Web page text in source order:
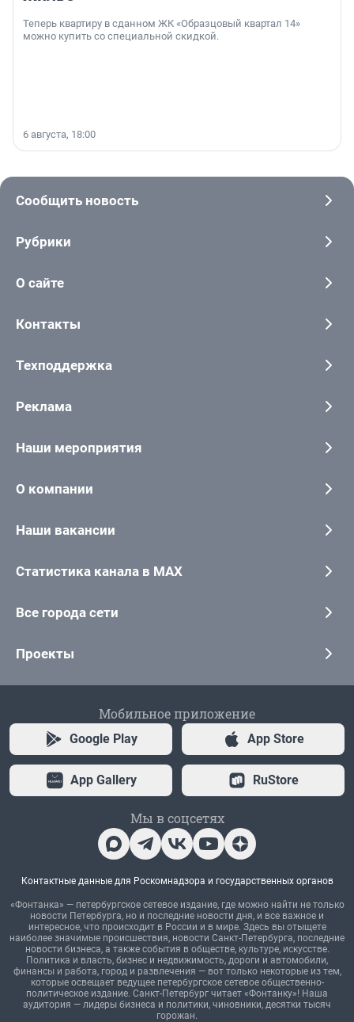
Теперь квартиру в сданном ЖК «Образцовый квартал 14»
можно купить со специальной скидкой.
6 августа, 18:00
Сообщить новость
Рубрики
О сайте
Контакты
Техподдержка
Реклама
Наши мероприятия
О компании
Наши вакансии
Статистика канала в MAX
Все города сети
Проекты
Мобильное приложение
Google Play App Store
App Gallery RuStore
Мы в соцсетях
Контактные данные для Роскомнадзора и государственных органов
«Фонтанка» — петербургское сетевое издание, где можно найти не только
новости Петербурга, но и последние новости дня, и все важное и
интересное, что происходит в России и в мире. Здесь вы отыщете
наиболее значимые происшествия, новости Санкт-Петербурга, последние
новости бизнеса, а также события в обществе, культуре, искусстве.
Политика и власть, бизнес и недвижимость, дороги и автомобили,
финансы и работа, город и развлечения — вот только некоторые из тем,
которые освещает ведущее петербургское сетевое общественно-
политическое издание. Санкт-Петербург читает «Фонтанку»! Наша
аудитория — лидеры бизнеса и политики, чиновники, десятки тысяч
горожан.